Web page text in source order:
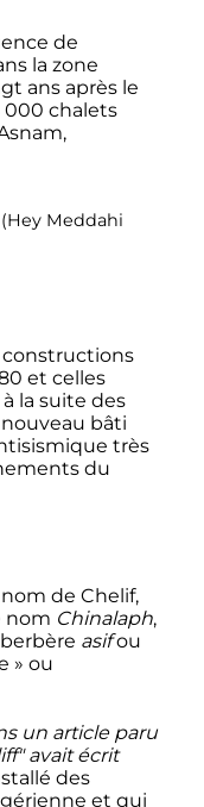
de
la zone
ans après le
000 chalets
Meddahi
constructions
et celles
la suite des
nouveau bâti
très
du
de Chelif,
nom Chinalaph,
asifou
» ou
un article paru
avait écrit
des
et qui